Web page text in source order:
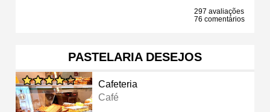
297 avaliações
76 comentários
PASTELARIA DESEJOS
Cafeteria
Café